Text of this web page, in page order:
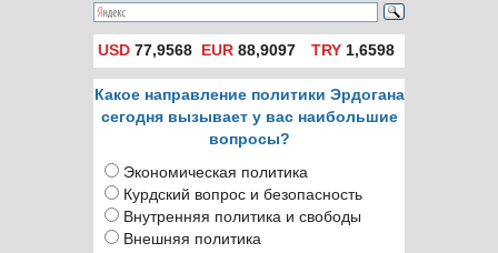
USD 77,9568 EUR 88,9097 TRY1,6598
Какое направление политики Эрдогана
сегодня вызывает у вас наибольшие
вопросы?
Экономическая политика
Курдский вопрос и безопасность
Внутренняя политика и свободы
Внешняя политика